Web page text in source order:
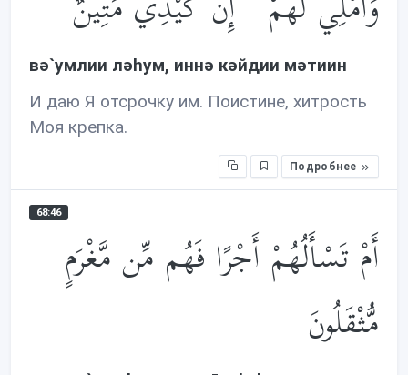
вə`умлии лəhум, иннə кəйдии мəтиин
И даю Я отсрочку им. Поистине, хитрость
Моя крепка.
Подробнее
68:46
أَمْ تَسْأَلُهُمْ أَجْرًا فَهُم مِّن مَّغْرَمٍ
مُّثْقَلُونَ